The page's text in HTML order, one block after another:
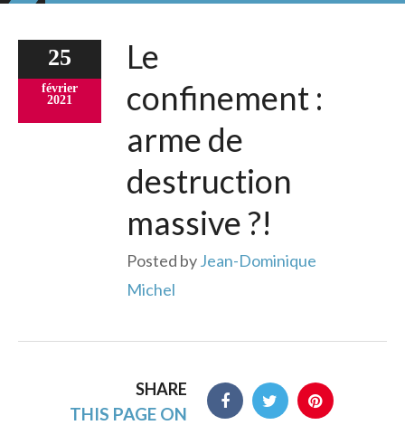
25
février
2021
Le
confinement :
arme de
destruction
massive ?!
Posted byJean-Dominique
Michel
SHARE
THIS PAGE ON